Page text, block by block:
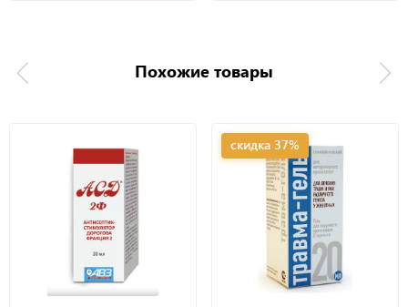
Похожие товары
скидка 37%